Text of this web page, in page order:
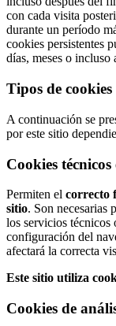
con cada visita
durante un período
cookies persistentes
días, meses o incluso
Tipos de
A continuación se
por este sitio
Cookies
Permiten el correcto
sitio. Son necesarias
los servicios técnicos
configuración del
afectará la correcta
Este sitio utiliza
Cookies de